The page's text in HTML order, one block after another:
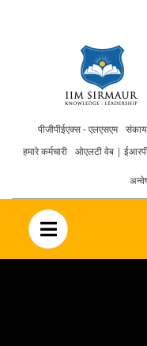
Header
menu
पीजीपीईएक्स - एलएसएम संकाय
हमारे कर्मचारी
ओएलटी वेब |
no text